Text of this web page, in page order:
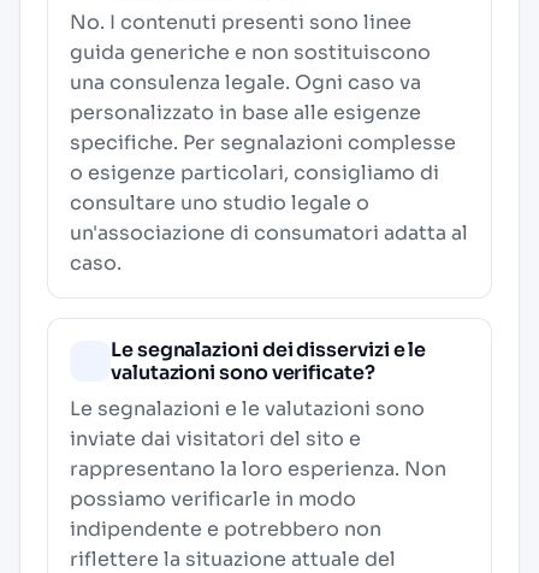
No. I contenuti presenti sono linee
guida generiche e non sostituiscono
una consulenza legale. Ogni caso va
personalizzato in base alle esigenze
specifiche. Per segnalazioni complesse
o esigenze particolari, consigliamo di
consultare uno studio legale o
un'associazione di consumatori adatta al
caso.
Le segnalazioni dei disservizi e le
valutazioni sono verificate?
Le segnalazioni e le valutazioni sono
inviate dai visitatori del sito e
rappresentano la loro esperienza. Non
possiamo verificarle in modo
indipendente e potrebbero non
riflettere la situazione attuale del